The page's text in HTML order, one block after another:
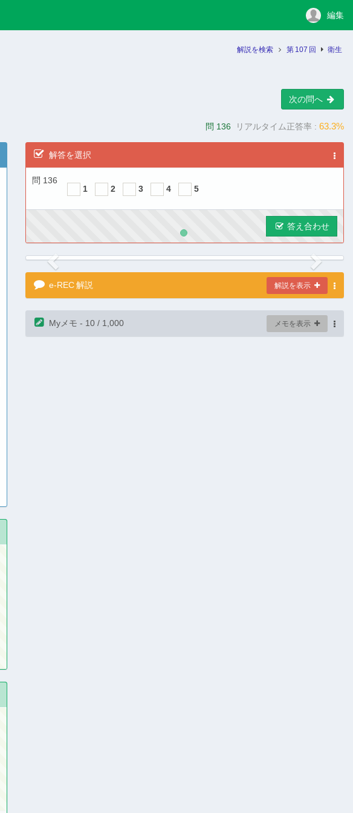
編集
解説を検索 第 107 回 衛生
次の問へ
問 136 リアルタイム正答率 : 63.3%
解答を選択
問 136
1
2 3 4 5
答え合わせ
Previous Next